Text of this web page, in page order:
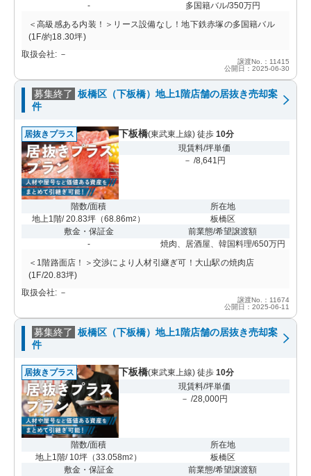
-
多国籍バル/350万円
＜高級感ある内装！＞リース設備なし！地下鉄赤塚の多国籍バル
(1F/約18.30坪)
取扱会社: －
譲渡No.：11415
公開日：2025-06-30
募集終了 板橋区（下板橋）地上1階店舗の居抜き売却案
件
居抜きプラス 下板橋(東武東上線) 徒歩 10分
現賃料/坪単価
－ /8,641円
階数/面積
地上1階/ 20.83坪 （68.86m2 ）
所在地
板橋区
敷金・保証金
-
前業態/希望譲渡額
焼肉、居酒屋、韓国料理/650万円
＜1階路面店！＞交渉により人材引継ぎ可！大山駅の焼肉店
(1F/20.83坪)
取扱会社: －
譲渡No.：11674
公開日：2025-06-11
募集終了 板橋区（下板橋）地上1階店舗の居抜き売却案
件
居抜きプラス 下板橋(東武東上線) 徒歩 10分
現賃料/坪単価
－ /28,000円
階数/面積
地上1階/ 10坪 （33.058m2 ）
所在地
板橋区
敷金・保証金
前業態/希望譲渡額